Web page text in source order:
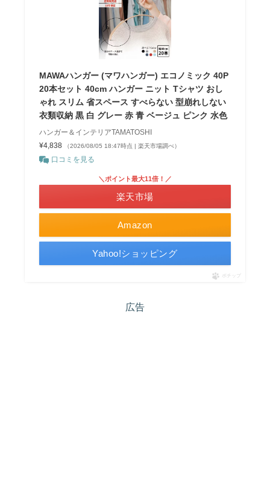
MAWAハンガー (マワハンガー) エコノミック 40P
20本セット 40cm ハンガー ニット Tシャツ おし
ゃれ スリム 省スペース すべらない 型崩れしない
衣類収納 黒 白 グレー 赤 青 ベージュ ピンク 水色
ハンガー＆インテリアTAMATOSHI
¥4,838
（2026/08/05 18:47時点 | 楽天市場調べ）
口コミを見る
Amazon
＼ポイント最大11倍！／
楽天市場
Yahoo!ショッピング
ポチップ
広告